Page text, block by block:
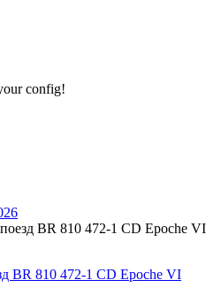
config!
BR 810 472-1 CD Epoche VI